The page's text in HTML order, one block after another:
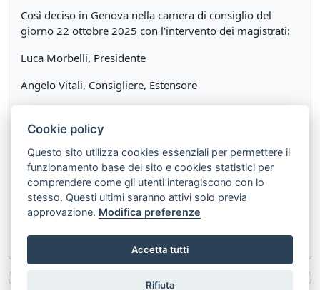
Così deciso in Genova nella camera di consiglio del
giorno 22 ottobre 2025 con l'intervento dei magistrati:
Luca Morbelli, Presidente
Angelo Vitali, Consigliere, Estensore
L'ESTENSORE
Angelo Vitali
IL PRESIDENTE
Luca Morbelli
Cookie policy
Questo sito utilizza cookies essenziali per permettere il
funzionamento base del sito e cookies statistici per
comprendere come gli utenti interagiscono con lo
stesso. Questi ultimi saranno attivi solo previa
approvazione. Modifica preferenze
Accetta tutti
Rifiuta